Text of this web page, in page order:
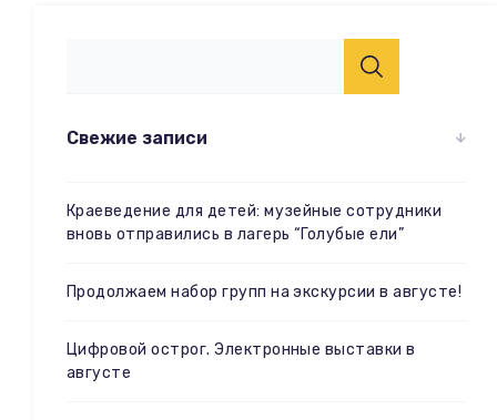
Свежие записи
Краеведение для детей: музейные сотрудники
вновь отправились в лагерь “Голубые ели”
Продолжаем набор групп на экскурсии в августе!
Цифровой острог. Электронные выставки в
августе